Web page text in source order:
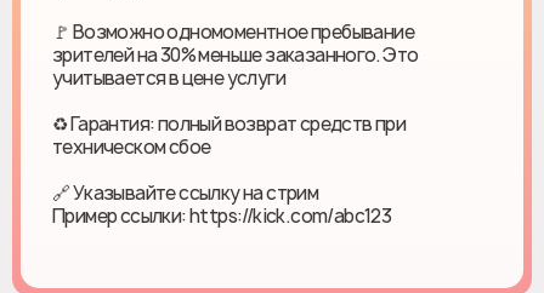
🚩 Возможно одномоментное пребывание
зрителей на 30% меньше заказанного. Это
учитывается в цене услуги
♻ Гарантия: полный возврат средств при
техническом сбое
🔗 Указывайте ссылку на стрим
Пример ссылки: https://kick.com/abc123